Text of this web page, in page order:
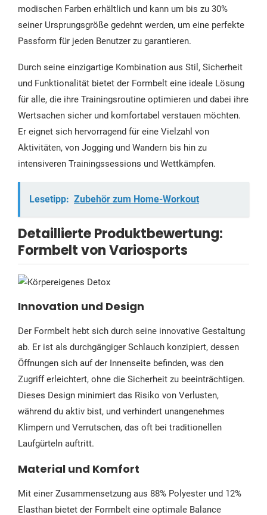
modischen Farben erhältlich und kann um bis zu 30%
seiner Ursprungsgröße gedehnt werden, um eine perfekte
Passform für jeden Benutzer zu garantieren.
Durch seine einzigartige Kombination aus Stil, Sicherheit
und Funktionalität bietet der Formbelt eine ideale Lösung
für alle, die ihre Trainingsroutine optimieren und dabei ihre
Wertsachen sicher und komfortabel verstauen möchten.
Er eignet sich hervorragend für eine Vielzahl von
Aktivitäten, von Jogging und Wandern bis hin zu
intensiveren Trainingssessions und Wettkämpfen.
Lesetipp: Zubehör zum Home-Workout
Detaillierte Produktbewertung:
Formbelt von Variosports
Innovation und Design
Der Formbelt hebt sich durch seine innovative Gestaltung
ab. Er ist als durchgängiger Schlauch konzipiert, dessen
Öffnungen sich auf der Innenseite befinden, was den
Zugriff erleichtert, ohne die Sicherheit zu beeinträchtigen.
Dieses Design minimiert das Risiko von Verlusten,
während du aktiv bist, und verhindert unangenehmes
Klimpern und Verrutschen, das oft bei traditionellen
Laufgürteln auftritt.
Material und Komfort
Mit einer Zusammensetzung aus 88% Polyester und 12%
Elasthan bietet der Formbelt eine optimale Balance